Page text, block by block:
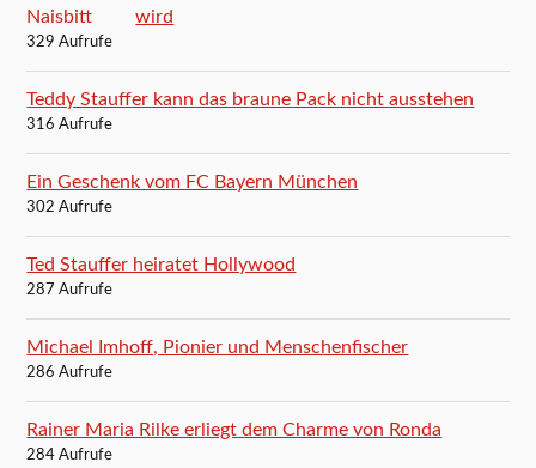
wird
329 Aufrufe
Teddy Stauffer kann das braune Pack nicht ausstehen
316 Aufrufe
Ein Geschenk vom FC Bayern München
302 Aufrufe
Ted Stauffer heiratet Hollywood
287 Aufrufe
Michael Imhoff, Pionier und Menschenfischer
286 Aufrufe
Rainer Maria Rilke erliegt dem Charme von Ronda
284 Aufrufe